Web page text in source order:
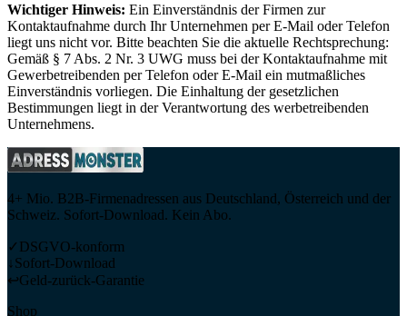
Wichtiger Hinweis: Ein Einverständnis der Firmen zur
Kontaktaufnahme durch Ihr Unternehmen per E-Mail oder Telefon
liegt uns nicht vor. Bitte beachten Sie die aktuelle Rechtsprechung:
Gemäß § 7 Abs. 2 Nr. 3 UWG muss bei der Kontaktaufnahme mit
Gewerbetreibenden per Telefon oder E-Mail ein mutmaßliches
Einverständnis vorliegen. Die Einhaltung der gesetzlichen
Bestimmungen liegt in der Verantwortung des werbetreibenden
Unternehmens.
4+ Mio. B2B-Firmenadressen aus Deutschland, Österreich und der
Schweiz. Sofort-Download. Kein Abo.
✓ DSGVO-konform
↓Sofort-Download
↩Geld-zurück-Garantie
Shop